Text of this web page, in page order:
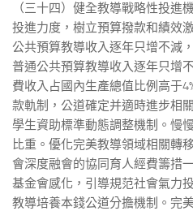
（三十四）健全教導戰略性投進
投進力度，樹立預算撥款和績效
公共預算教導收入逐年只增不減
普通公共預算教導收入逐年只增
費收入占國內生產總值比例高于
款軌制，公道確定并適時進步相
學生資助標準動態調整機制。慢
比重。優化完美教導領域相關轉
會深度融會的協同育人經費籌措
基金會感化，引導規范社會氣力
教導培養本錢公道分擔機制。完